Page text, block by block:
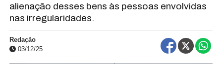
alienação desses bens às pessoas envolvidas
nas irregularidades.
Redação
03/12/25